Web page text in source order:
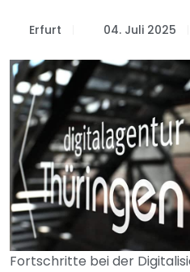
Erfurt 04. Juli 2025
Fortschritte bei der